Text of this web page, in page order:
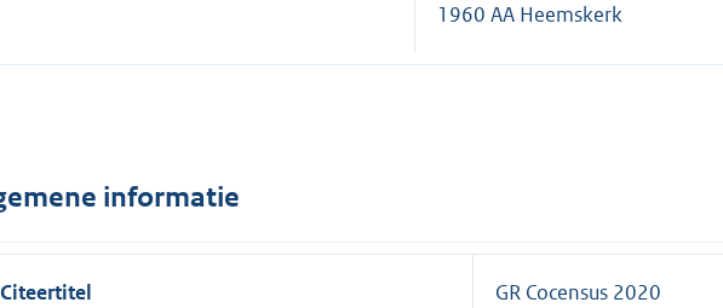
1960 AA Heemskerk
informatie
Citeertitel GR Cocensus 2020